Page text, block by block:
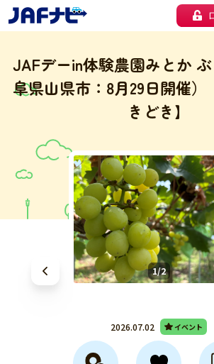
JAFデーin体験農園みとか
阜県山県市：8月29日開催
きどき】
1/2
2026.07.02 イベント